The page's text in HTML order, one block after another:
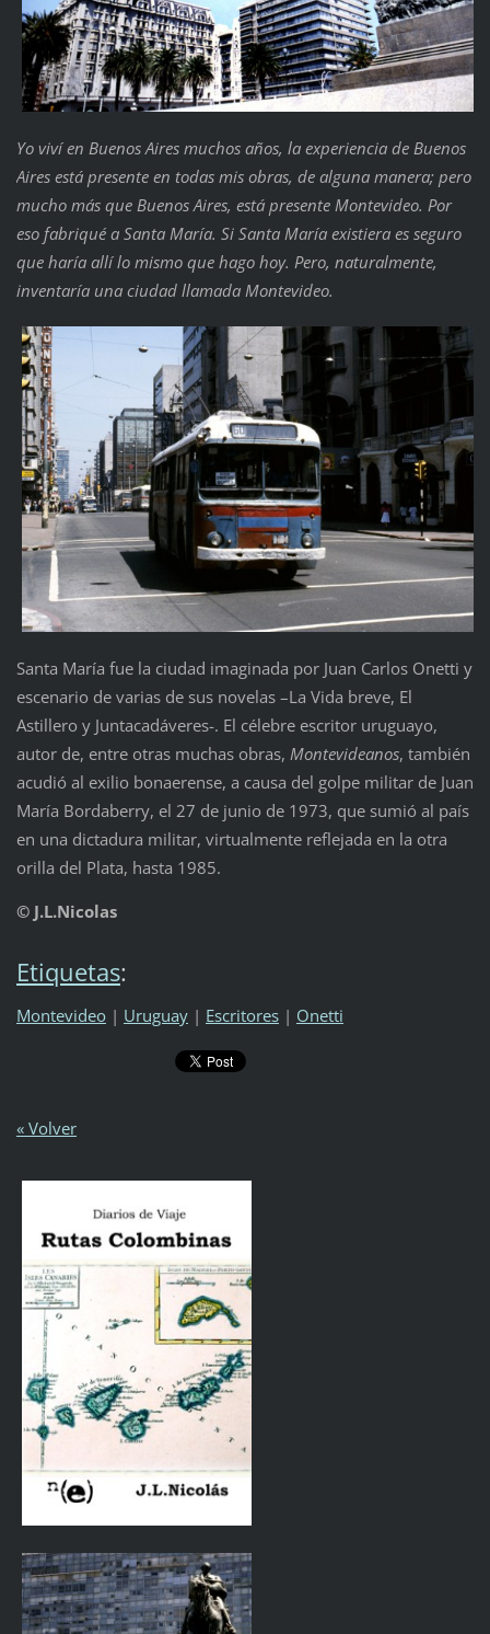
Yo viví en Buenos Aires muchos años, la experiencia de Buenos
Aires está presente en todas mis obras, de alguna manera; pero
mucho más que Buenos Aires, está presente Montevideo. Por
eso fabriqué a Santa María. Si Santa María existiera es seguro
que haría allí lo mismo que hago hoy. Pero, naturalmente,
inventaría una ciudad llamada Montevideo.
Santa María fue la ciudad imaginada por Juan Carlos Onetti y
escenario de varias de sus novelas –La Vida breve, El
Astillero y Juntacadáveres-. El célebre escritor uruguayo,
autor de, entre otras muchas obras, Montevideanos, también
acudió al exilio bonaerense, a causa del golpe militar de Juan
María Bordaberry, el 27 de junio de 1973, que sumió al país
en una dictadura militar, virtualmente reflejada en la otra
orilla del Plata, hasta 1985.
© J.L.Nicolas
Etiquetas:
Montevideo | Uruguay | Escritores | Onetti
« Volver